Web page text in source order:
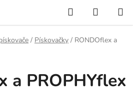
Hledat
KOŠÍK
/ Pískovačky / RONDOflex a
a PROPHYflex